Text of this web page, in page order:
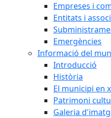
Empreses i
Entitats i
Emergències
Informació del
Introducció
Història
El municipi en
Patrimoni
Galeria